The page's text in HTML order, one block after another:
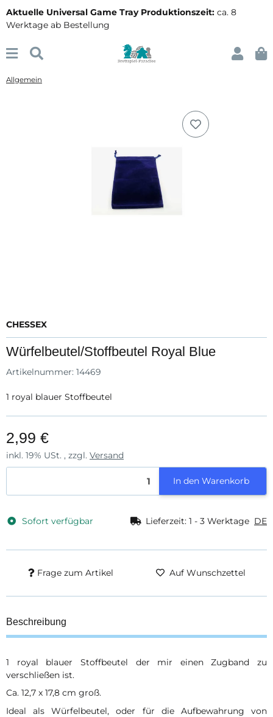
Aktuelle Universal Game Tray Produktionszeit: ca. 8
Werktage ab Bestellung
Allgemein
CHESSEX
Würfelbeutel/Stoffbeutel Royal Blue
Artikelnummer: 14469
1 royal blauer Stoffbeutel
2,99 €
inkl. 19% USt. , zzgl. Versand
In den Warenkorb
Sofort verfügbar Lieferzeit: 1 - 3 Werktage DE
Frage zum Artikel Auf Wunschzettel
Beschreibung
1 royal blauer Stoffbeutel der mir einen Zugband zu
verschließen ist.
Ca. 12,7 x 17,8 cm groß.
Ideal als Würfelbeutel, oder für die Aufbewahrung von